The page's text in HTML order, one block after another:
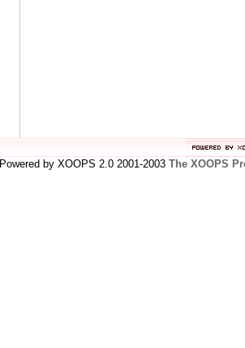
Powered by XOOPS 2.0 2001-2003 The XOOPS